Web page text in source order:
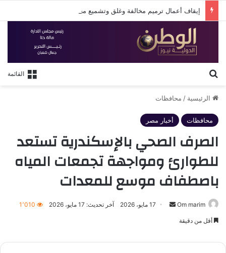
القائمة
الرئيسية / محافظات
محافظات أخبار مصر
الصرف الصحي بالإسكندرية تستعد
للطوارئ ومواجهة تجمعات المياه
باصطفاف موسع للمعدات
Om marim
أرسل 17 مايو، 2026 آخر تحديث: 17 مايو، 2026 1٬010
أقل من دقيقة